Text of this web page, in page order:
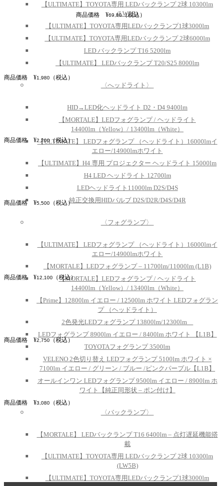
【ULTIMATE】TOYOTA専用 LEDバックランプ 2球 10300lm
(LW5B)
【ULTIMATE】TOYOTA専用LEDバックランプ1球3000lm
【ULTIMATE】TOYOTA専用LEDバックランプ 2球6000lm
LED バックランプ T16 5200lm
【ULTIMATE】 LEDバックランプ T20/S25 8000lm
〈へッドライト〉
HID→LED化ヘッドライト D2・D4 9400lm
【MORTALE】LEDフォグランプ / ヘッドライト
14400lm（Yellow）/ 13400lm（White）
【ULTIMATE】 LEDフォグランプ （ヘッドライト）16000lmイ
エロー/14900lmホワイト
【ULTIMATE】H4 専用 プロジェクター ヘッドライト 15000lm
H4 LED ヘッドライト 12700lm
LEDヘッドライト11000lm D2S/D4S
純正交換用HIDバルブ D2S/D2R/D4S/D4R
〈フォグランプ〉
【ULTIMATE】 LEDフォグランプ （ヘッドライト）16000lmイ
エロー/14900lmホワイト
【MORTALE】LEDフォグランプ – 11700lm/11000lm (L1B)
【MORTALE】LEDフォグランプ / ヘッドライト
14400lm（Yellow）/ 13400lm（White）
【Prime】12800lm イエロー / 12500lm ホワイト LEDフォグラン
プ （ヘッドライト）
2色発光LEDフォグランプ 13800lm/12300lm
LEDフォグランプ 8900lm イエロー / 8400lm ホワイト 【L1B】
TOYOTAフォグランプ 3500lm
VELENO 2色切り替え LEDフォグランプ 5100lm ホワイト ×
7100lm イエロー / グリーン / ブルー /ピンクパープル【L1B】
オールインワン LEDフォグランプ 9500lm イエロー / 8900lm ホ
ワイト【純正同形状 – ポン付け】
〈バックランプ〉
【MORTALE】 LEDバックランプ T16 6400lm – 点灯遅延機能搭
載
【ULTIMATE】TOYOTA専用 LEDバックランプ 2球 10300lm
(LW5B)
【ULTIMATE】TOYOTA専用LEDバックランプ1球3000lm
商品価格 ¥69,80（税込）
商品価格 ¥1,980 （税込）
商品価格 ¥2,200（税込）
商品価格 ¥5,500 （税込）
商品価格 ¥12,100 （税込）
商品価格 ¥2,750 （税込）
商品価格 ¥3,080 （税込）